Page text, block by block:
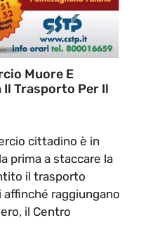
Muore E
Il Trasporto Per Il
cittadino è in
prima a staccare la
il trasporto
raggiungano
il Centro